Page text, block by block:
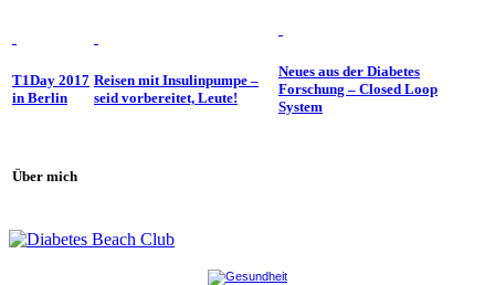
T1Day 2017
in Berlin
Reisen mit Insulinpumpe –
seid vorbereitet, Leute!
Neues aus der Diabetes
Forschung – Closed Loop
System
Über mich